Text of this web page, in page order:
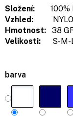
barva
Složení: 100%
Vzhled:
Hmotnost: 38
Velikosti: S-M-